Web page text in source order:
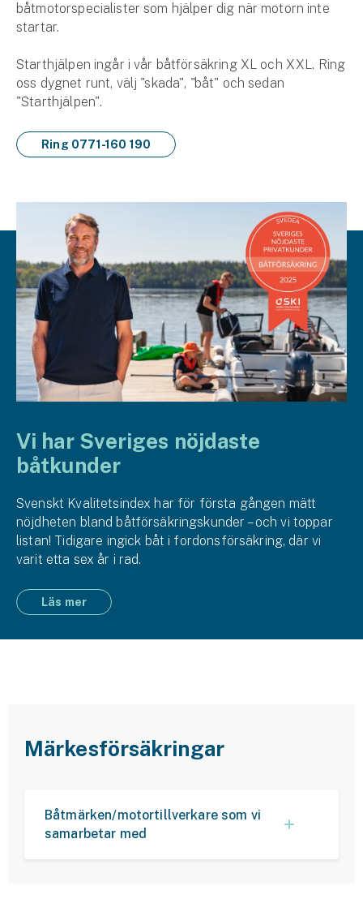
båtmotorspecialister som hjälper dig när motorn inte
startar.
Starthjälpen ingår i vår båtförsäkring XL och XXL. Ring
oss dygnet runt, välj "skada", "båt" och sedan
"Starthjälpen".
Ring 0771-160 190
Vi har Sveriges nöjdaste
båtkunder
Svenskt Kvalitetsindex har för första gången mätt
nöjdheten bland båt­försäkrings­kunder – och vi toppar
listan! Tidigare ingick båt i fordons­försäkring, där vi
varit etta sex år i rad.
Läs mer
Märkesförsäkringar
Båtmärken/motortillverkare som vi
samarbetar med